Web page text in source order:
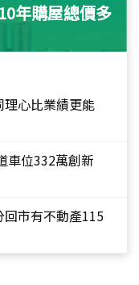
年購屋總價多
心比業績更能
車位332萬創新
市有不動產115